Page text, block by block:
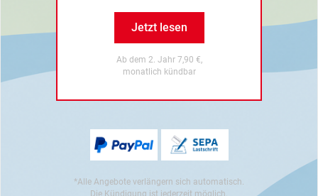
Jetzt lesen
Ab dem 2. Jahr 7,90 €,
monatlich kündbar
*Alle Angebote verlängern sich automatisch.
Die Kündigung ist jederzeit möglich.